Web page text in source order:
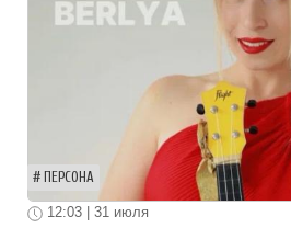
ПЕРСОНА
12:03 | 31 июля